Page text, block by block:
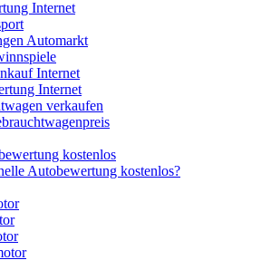
Internet
Automarkt
Internet
Internet
verkaufen
kostenlos
Autobewertung kostenlos?